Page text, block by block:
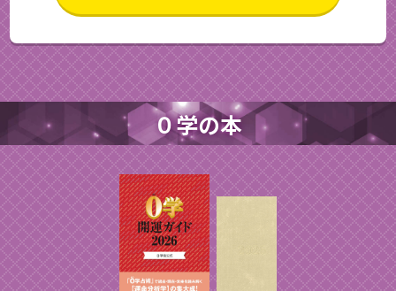
０学の本